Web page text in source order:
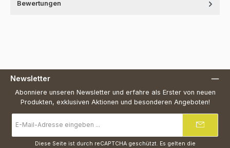
Bewertungen
Newsletter
Abonniere unseren Newsletter und erfahre als Erster von neuen
Produkten, exklusiven Aktionen und besonderen Angeboten!
Mail-
Adresse
Diese Seite ist durch reCAPTCHA geschützt. Es gelten die